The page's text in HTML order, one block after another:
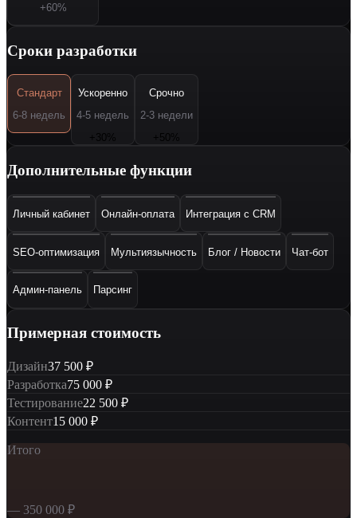
+60%
Сроки разработки
Стандарт
6-8 недель
Ускоренно
4-5 недель
+30%
Срочно
2-3 недели
+50%
Дополнительные функции
Личный кабинет Онлайн-оплата Интеграция с CRM
SEO-оптимизация Мультиязычность Блог / Новости Чат-бот
Админ-панель Парсинг
Примерная стоимость
Дизайн37 500 ₽
Разработка75 000 ₽
Тестирование22 500 ₽
Контент15 000 ₽
Итого
— 350 000 ₽